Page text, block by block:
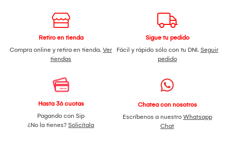
Retiro en tienda
Compra online y retira en tienda. Ver
tiendas
Sigue tu pedido
Fácil y rápido sólo con tu DNI. Seguir
pedido
Hasta 36 cuotas
Pagando con Sip
¿No la tienes? Solicítala
Chatea con nosotros
Escríbenos a nuestro Whatsapp
Chat